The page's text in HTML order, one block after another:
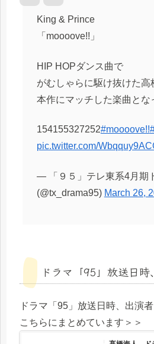
King & Prince
「moooove!!」
HIP HOPダンス曲で
がむしゃらに駆け抜けた高
本作にマッチした楽曲とな
154155327252#mooooveǃǃ
pic.twitter.com/
— 「９５」テレ東系4月期
(@tx_drama95) March 26,
ドラマ「95」放送日
ドラマ「95」放送日時、出演
こちらにまとめています＞＞